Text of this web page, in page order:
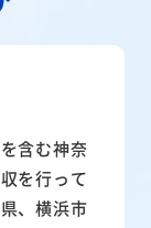
含む神奈
を行って
、横浜市